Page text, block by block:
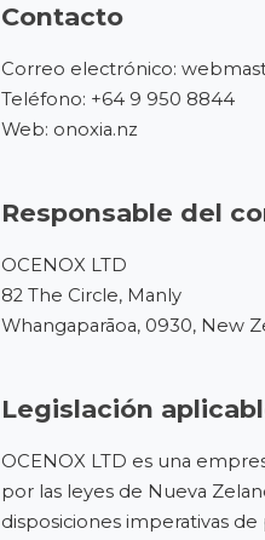
Contacto
Correo electrónico:
Teléfono: +64 9 950 8844
Web: onoxia.nz
Responsable del
OCENOX LTD
82 The Circle, Manly
Whangaparāoa, 0930, New
Legislación
OCENOX LTD es una
por las leyes de Nueva
disposiciones imperativas